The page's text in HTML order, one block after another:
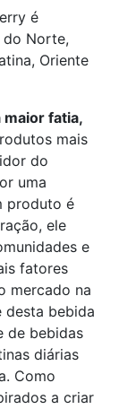
é
do Norte,
Oriente
maior fatia,
mais
do
uma
produto é
ele
e
fatores
mercado na
desta bebida
de bebidas
diárias
Como
a criar